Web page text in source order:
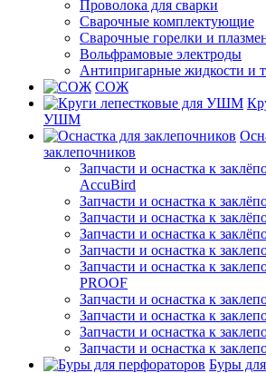
Проволока для сварки
Сварочные комплектующие
Сварочные горелки и
Вольфрамовые электроды
Антипригарные жидкости и
СОЖ
УШМ
заклепочников
Запчасти и оснастка к
AccuBird
Запчасти и оснастка к
Запчасти и оснастка к
Запчасти и оснастка к
Запчасти и оснастка к
Запчасти и оснастка к
PROOF
Запчасти и оснастка к
Запчасти и оснастка к
Запчасти и оснастка к
Запчасти и оснастка к
Буры